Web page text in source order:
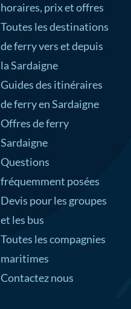
horaires, prix et offres
Toutes les destinations
de ferry vers et depuis
la Sardaigne
Guides des itinéraires
de ferry en Sardaigne
Offres de ferry
Sardaigne
Questions
fréquemment posées
Devis pour les groupes
et les bus
Toutes les compagnies
maritimes
Contactez nous